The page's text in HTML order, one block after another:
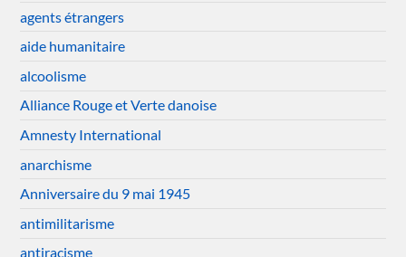
agents étrangers
aide humanitaire
alcoolisme
Alliance Rouge et Verte danoise
Amnesty International
anarchisme
Anniversaire du 9 mai 1945
antimilitarisme
antiracisme